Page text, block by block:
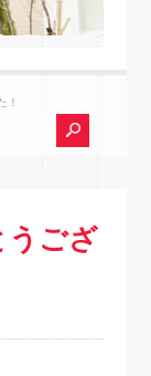
！
うござ